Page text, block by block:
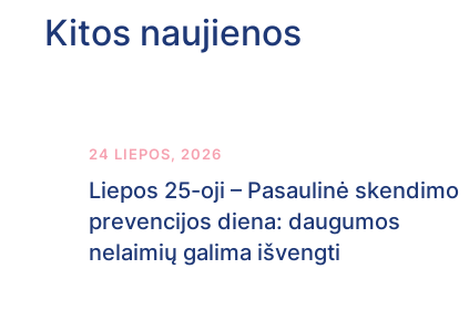
Kitos naujienos
24 LIEPOS, 2026
Liepos 25-oji – Pasaulinė skendimo
prevencijos diena: daugumos
nelaimių galima išvengti